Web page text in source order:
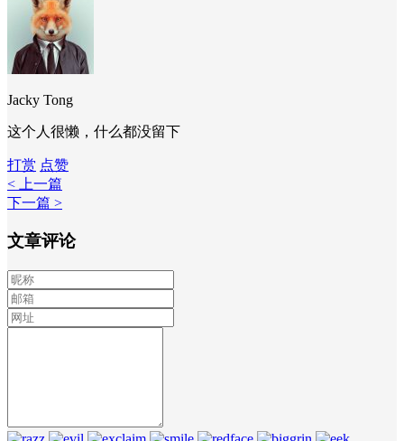
Jacky Tong
这个人很懒，什么都没留下
打赏 点赞
< 上一篇
下一篇 >
文章评论